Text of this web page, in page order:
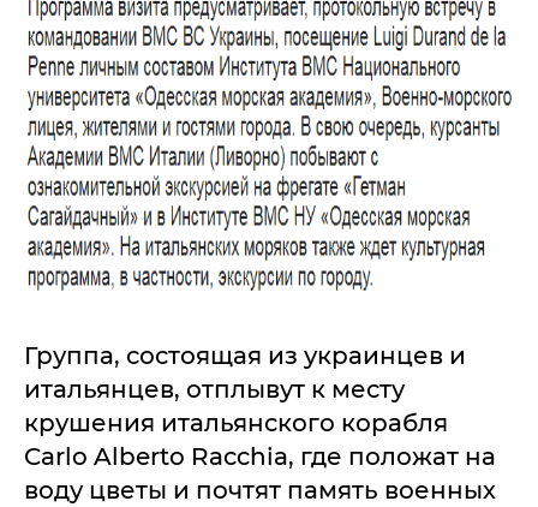
Группа, состоящая из украинцев и
итальянцев, отплывут к месту
крушения итальянского корабля
Carlo Alberto Racchia, где положат на
воду цветы и почтят память военных